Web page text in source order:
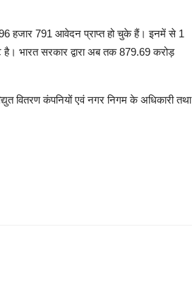
हजार 791 आवेदन प्राप्त हो चुके हैं। इनमें से 1
भारत सरकार द्वारा अब तक 879.69 करोड़
वितरण कंपनियों एवं नगर निगम के अधिकारी तथा